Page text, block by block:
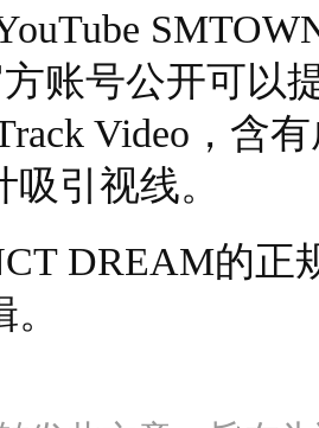
账号公开可以
Video，含
引视线。
DREAM的正